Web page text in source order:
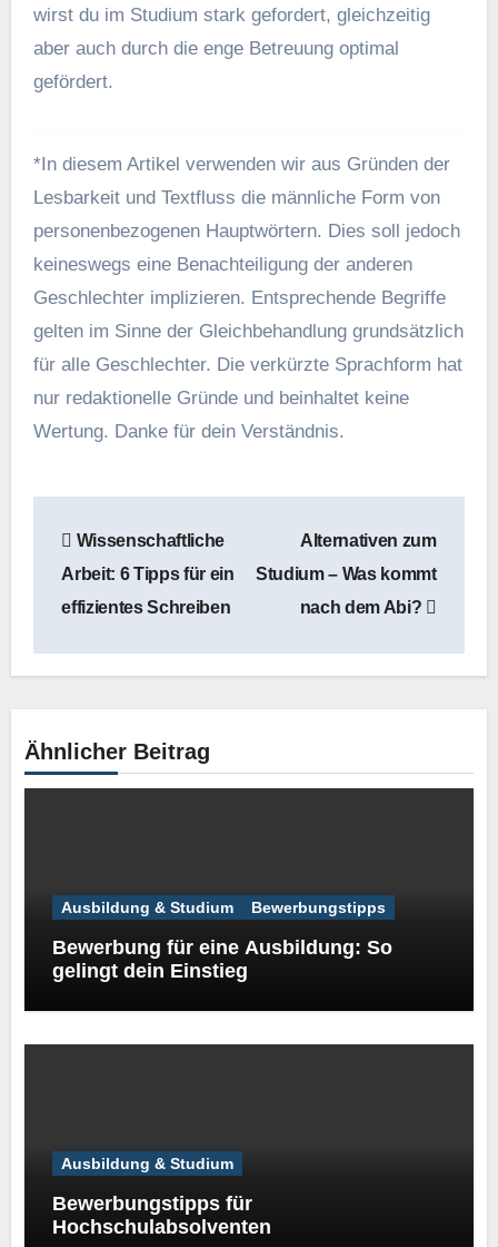
wirst du im Studium stark gefordert, gleichzeitig
aber auch durch die enge Betreuung optimal
gefördert.
*In diesem Artikel verwenden wir aus Gründen der
Lesbarkeit und Textfluss die männliche Form von
personenbezogenen Hauptwörtern. Dies soll jedoch
keineswegs eine Benachteiligung der anderen
Geschlechter implizieren. Entsprechende Begriffe
gelten im Sinne der Gleichbehandlung grundsätzlich
für alle Geschlechter. Die verkürzte Sprachform hat
nur redaktionelle Gründe und beinhaltet keine
Wertung. Danke für dein Verständnis.
Wissenschaftliche
Arbeit: 6 Tipps für ein
effizientes Schreiben
Alternativen zum
Studium – Was kommt
nach dem Abi?
Ähnlicher Beitrag
Ausbildung & Studium Bewerbungstipps
Bewerbung für eine Ausbildung: So
gelingt dein Einstieg
Ausbildung & Studium
Bewerbungstipps für
Hochschulabsolventen